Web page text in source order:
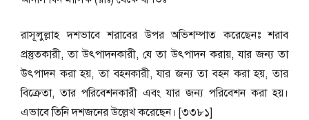
রাসূলুল্লাহ দশভাবে শরাবের উপর অভিশম্পাত করেছেনঃ শরাব
প্রস্তুতকারী, তা উৎপাদনকারী, যে তা উৎপাদন করায়, যার জন্য তা
উৎপাদন করা হয়, তা বহনকারী, যার জন্য তা বহন করা হয়, তার
বিক্রেতা, তার পরিবেশনকারী এবং যার জন্য পরিবেশন করা হয়।
এভাবে তিনি দশজনের উল্লেখ করেছেন। [৩৩৮১]